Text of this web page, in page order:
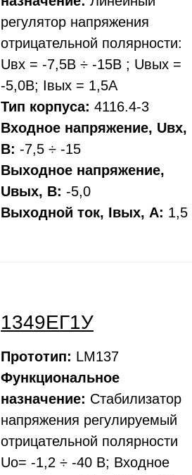
регулятор напряжения
отрицательной полярности:
Uвх = -7,5В ÷ -15В ; Uвых =
-5,0В; Iвых = 1,5А
Тип корпуса: 4116.4-3
Входное напряжение, Uвх,
В: -7,5 ÷ -15
Выходное напряжение,
Uвых, В: -5,0
Выходной ток, Iвых, A: 1,5
1349ЕГ1У
Прототип: LM137
Функциональное
назначение: Стабилизатор
напряжения регулируемый
отрицательной полярности
Uo= -1,2 ÷ -40 В; Входное